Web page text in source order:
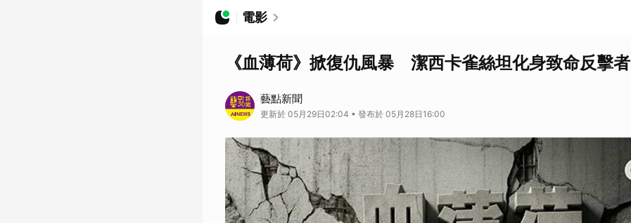
電影
《血薄荷》掀復仇風暴 潔西卡雀絲坦化身致命反擊者
藝點新聞
更新於 05月29日02:04 • 發布於 05月28日16:00